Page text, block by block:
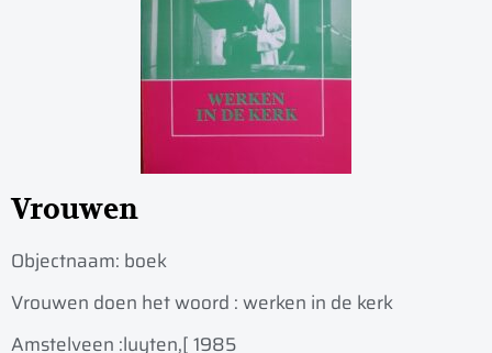
Vrouwen
Objectnaam: boek
Vrouwen doen het woord : werken in de kerk
Amstelveen :luyten,[ 1985